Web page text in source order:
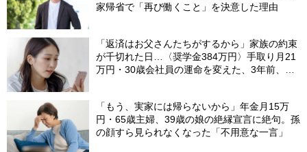
家帰省で「再び働くこと」を決意した理由
「返済はお父さんたちがするから」家族の約束
が千切れた日…〈奨学金384万円〉手取り月21
万円・30歳会社員の運命を変えた、3年前、見
「もう、実家には帰らないから」年金月15万
円・65歳主婦、39歳の娘の絶縁宣言に絶句。孫
の顔すら見られなくなった「不用意な一言」